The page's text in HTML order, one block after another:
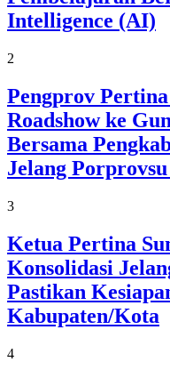
Intelligence (AI)
2
Pengprov
Roadshow ke
Bersama
Jelang Porprovsu
3
Ketua Pertina
Konsolidasi
Pastikan
Kabupaten/Kota
4